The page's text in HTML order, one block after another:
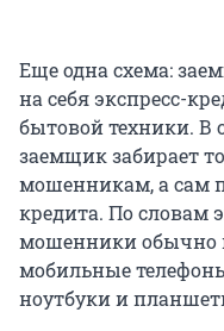
Еще одна схема:
на себя экспресс-
бытовой техники. В
заемщик забирает
мошенникам, а сам
кредита. По словам
мошенники обычно
мобильные
ноутбуки и